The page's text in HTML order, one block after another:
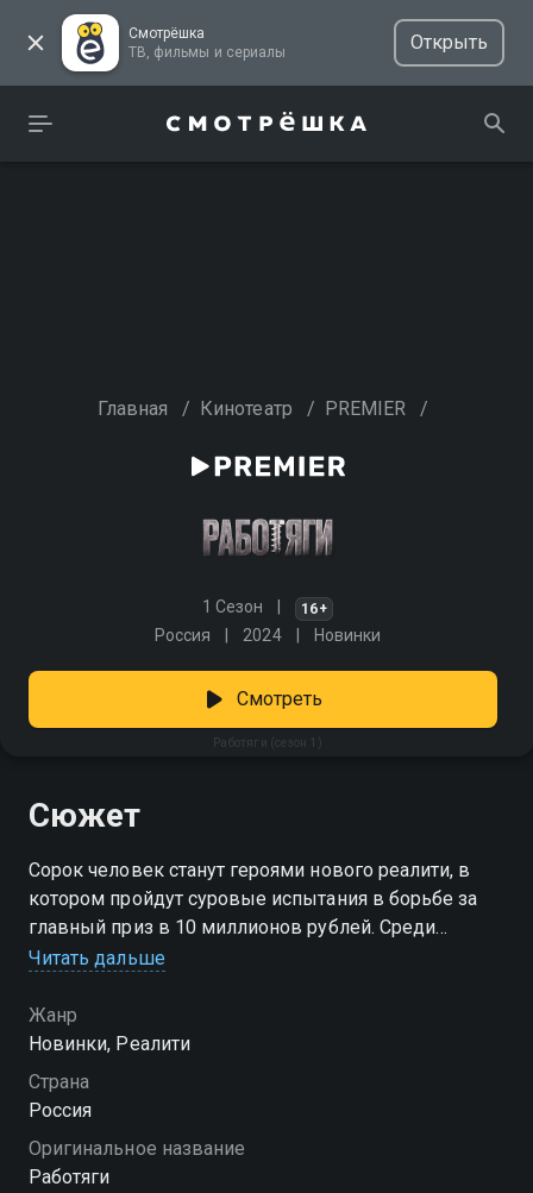
Смотрёшка
ТВ, фильмы и сериалы
Открыть
Главная / Кинотеатр / PREMIER /
1 Сезон 16+
Россия 2024 Новинки
Работяги (сезон 1)
Смотреть
Сюжет
Сорок человек станут героями нового реалити, в
котором пройдут суровые испытания в борьбе за
главный приз в 10 миллионов рублей. Среди
участников крановщик, швея, машинист, сварщик,
предстоит продемонстрировать силу воли и духа,
чтобы пройти суровые и опасные испытания и стать
на шаг ближе к победе. Поддерживать участников
будет олимпийский чемпион Роман Костомаров.
Посмотреть онлайн 1 сезон сериала Работяги вы
можете совершенно бесплатно в хорошем HD
Читать дальше
Жанр
Новинки, Реалити
Страна
Россия
Оригинальное название
Работяги